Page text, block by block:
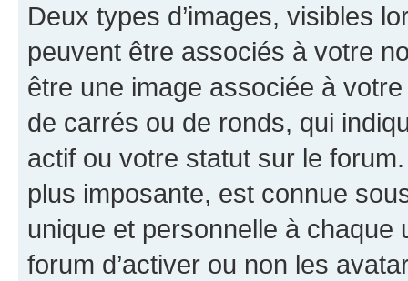
Deux types d’images, visibles
peuvent être associés à votre
être une image associée à
de carrés ou de ronds, qui
actif ou votre statut sur le
plus imposante, est connue
unique et personnelle à chaque
forum d’activer ou non les